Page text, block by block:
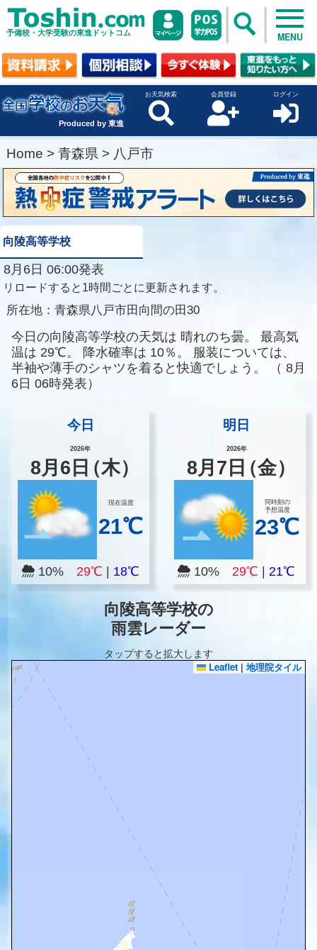
予備校・大学受験の東進ドットコム MENU
Produced by 東進
お天気検索 会員登録 ログイン
Home > 青森県 > 八戸市
向陵高等学校
8月6日 06:00発表
リロードすると1時間ごとに更新されます。
所在地： 青森県八戸市田向間の田30
今日の向陵高等学校の天気は 晴れのち曇。
最高気
温は 29℃。 降水確率は 10％。
服装については、
半袖や薄手のシャツを着ると快適でしょう。
（ 8月
6日 06時発表）
今日
2026年
8月 6 日（木）
現在温度
21℃
10% 29℃ 18℃
明日
2026年
8月 7 日（金）
同時刻の
予想温度
23℃
10%29℃ |21℃
向陵高等学校の
雨雲レーダー
タップすると拡大します
Leaflet | 地理院タイル